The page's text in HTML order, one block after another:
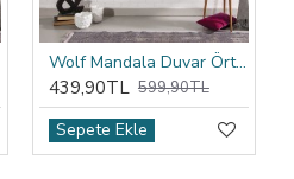
Wolf Mandala Duvar Örtüsü
439,90TL 599,90TL
Sepete Ekle